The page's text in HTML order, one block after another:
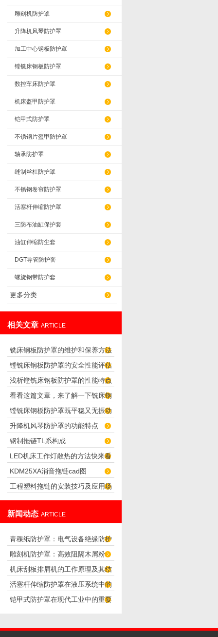
雕刻机防护罩
升降机风琴防护罩
加工中心钢板防护罩
镗铣床钢板防护罩
数控车床防护罩
机床盔甲防护罩
铠甲式防护罩
不锈钢片盔甲防护罩
轴承防护罩
缝制丝杠防护罩
不锈钢卷帘防护罩
活塞杆伸缩防护罩
三防布油缸保护套
油缸伸缩防尘套
DGT导管防护套
螺旋钢带防护套
更多分类
相关文章 ARTICLE
铣床钢板防护罩的维护和保养方法
镗铣床钢板防护罩的安全性能评估
与测试
浅析镗铣床钢板防护罩的性能特点
及其优点
看看这篇文章，来了解一下铣床钢
板防护罩！
镗铣床钢板防护罩既平稳又无振动
噪音
升降机风琴防护罩的功能特点
钢制拖链TL系构成
LED机床工作灯散热的方法快来看
看吧！
KDM25XA消音拖链cad图
工程塑料拖链的安装技巧及应用场
新闻动态 ARTICLE
青稞纸防护罩：电气设备绝缘防护
专用方案
雕刻机防护罩：高效阻隔木屑粉
尘，守护设备精度与安全
机床刮板排屑机的工作原理及其结
构分析
活塞杆伸缩防护罩在液压系统中的
应用
铠甲式防护罩在现代工业中的重要